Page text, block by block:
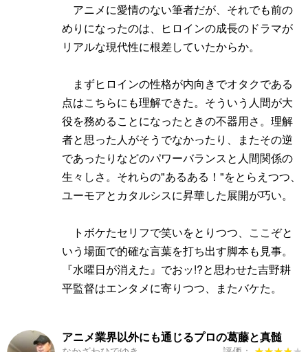
アニメに愛情のない筆者だが、それでも前の
めりになったのは、ヒロインの成長のドラマが
リアルな現代性に根差していたからか。
まずヒロインの性格が内向きでオタクである
点はこちらにも理解できた。そういう人間が大
役を務めることになったときの不器用さ。理解
者と思った人がそうでなかったり、またその逆
であったりなどのパワーバランスと人間関係の
生々しさ。それらの"あるある！"をとらえつつ、
ユーモアとカタルシスに昇華した展開が巧い。
トボケたセリフで笑いをとりつつ、ここぞと
いう場面で的確な言葉を打ち出す脚本も見事。
『水曜日が消えた』でおッ!?と思わせた吉野耕
平監督はエンタメに寄りつつ、またバケた。
アニメ業界以外にも通じるプロの葛藤と真髄